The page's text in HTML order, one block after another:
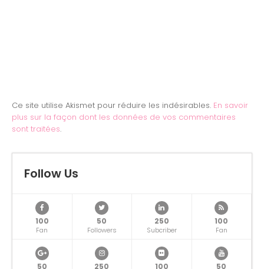
Ce site utilise Akismet pour réduire les indésirables. En savoir
plus sur la façon dont les données de vos commentaires
sont traitées.
Follow Us
100
Fan
50
Followers
250
Subcriber
100
Fan
50 250 100 50